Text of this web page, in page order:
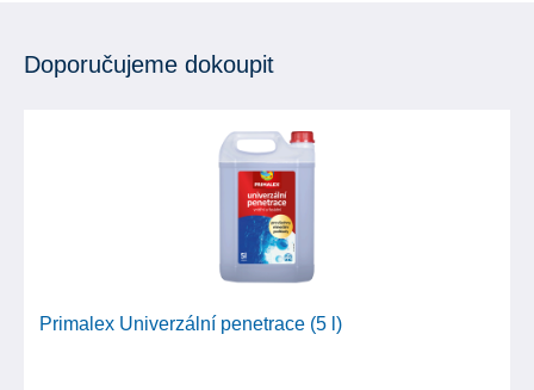
Doporučujeme dokoupit
Primalex Univerzální penetrace (5 l)